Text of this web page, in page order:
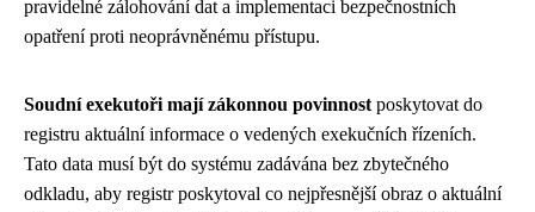
pravidelné zálohování dat a implementaci bezpečnostních
opatření proti neoprávněnému přístupu.
Soudní exekutoři mají zákonnou povinnost poskytovat do
registru aktuální informace o vedených exekučních řízeních.
Tato data musí být do systému zadávána bez zbytečného
odkladu, aby registr poskytoval co nejpřesnější obraz o aktuální